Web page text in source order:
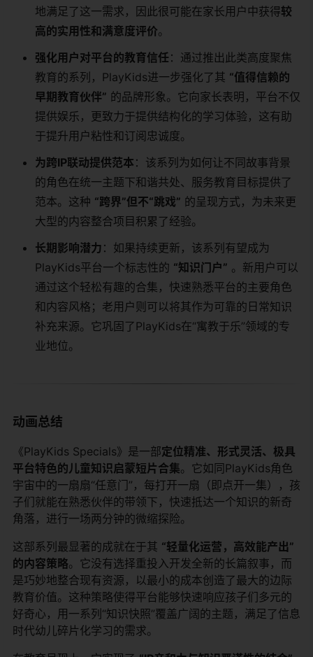
地满足了这一需求，因此很可能在家长用户中获得较
高的实用性和满意度评价。
强化用户对平台的教育信任 ：通过推出此类高度聚焦
教育的系列，PlayKids进一步强化了其 “值得信赖的
早期教育伙伴” ​ 的品牌形象。它向家长表明，平台不仅
提供娱乐，更致力于提供结构化的学习体验，这有助
于提升用户粘性和订阅忠诚度。
为跨IP联动提供范本 ：该系列为如何让不同故事背景
的角色在统一主题下和谐共处、服务教育目标提供了
范本。这种 “跨界”但不“跳戏” ​ 的呈现方式，为未来更
大型的内容整合项目积累了经验。
长期影响潜力 ：如果持续更新，该系列有望成为
PlayKids平台一个标志性的 “知识门户” ​ 。新用户可以
通过这个轻松有趣的合集，快速熟悉平台的主要角色
和内容风格；老用户则可以将其作为可靠的日常知识
补充来源。它巩固了PlayKids在“寓教于乐”领域的专
业地位。
动画总结
《PlayKids Specials》是一部定位精准、形式灵活、极具
平台特色的儿童知识启蒙短片合集。它如同PlayKids角色
宇宙中的一扇扇“任意门”，每打开一扇（即点开一集），孩
子们就能在熟悉伙伴的带领下，快速抵达一个知识的新奇
角落，进行一场两分钟的微缩探险。
这部系列最显著的成就在于其 “轻量化运营，高效能产出”
的内容策略。它没有选择重投入开发全新的长篇叙事，而
是巧妙地整合现有资源，以最小的成本创造了最大的边际
教育价值。这种策略使得平台能够快速响应孩子们多元的
好奇心，用一系列“知识快照”覆盖广阔的主题，满足了信息
时代幼儿碎片化学习的需求。